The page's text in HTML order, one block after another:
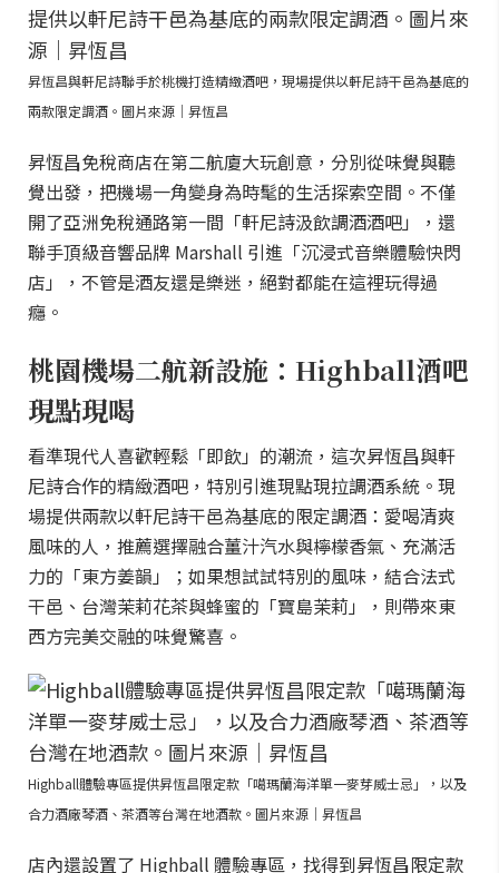
昇恆昌與軒尼詩聯手於桃機打造精緻酒吧，現場提供以軒尼詩干邑為基底的
兩款限定調酒。圖片來源｜昇恆昌
昇恆昌免稅商店在第二航廈大玩創意，分別從味覺與聽
覺出發，把機場一角變身為時髦的生活探索空間。不僅
開了亞洲免稅通路第一間「軒尼詩汲飲調酒酒吧」，還
聯手頂級音響品牌 Marshall 引進「沉浸式音樂體驗快閃
店」，不管是酒友還是樂迷，絕對都能在這裡玩得過
癮。
桃園機場二航新設施：Highball酒吧
現點現喝
看準現代人喜歡輕鬆「即飲」的潮流，這次昇恆昌與軒
尼詩合作的精緻酒吧，特別引進現點現拉調酒系統。現
場提供兩款以軒尼詩干邑為基底的限定調酒：愛喝清爽
風味的人，推薦選擇融合薑汁汽水與檸檬香氣、充滿活
力的「東方姜韻」；如果想試試特別的風味，結合法式
干邑、台灣茉莉花茶與蜂蜜的「寶島茉莉」，則帶來東
西方完美交融的味覺驚喜。
Highball體驗專區提供昇恆昌限定款「噶瑪蘭海洋單一麥芽威士忌」，以及
合力酒廠琴酒、茶酒等台灣在地酒款。圖片來源｜昇恆昌
店內還設置了 Highball 體驗專區，找得到昇恆昌限定款